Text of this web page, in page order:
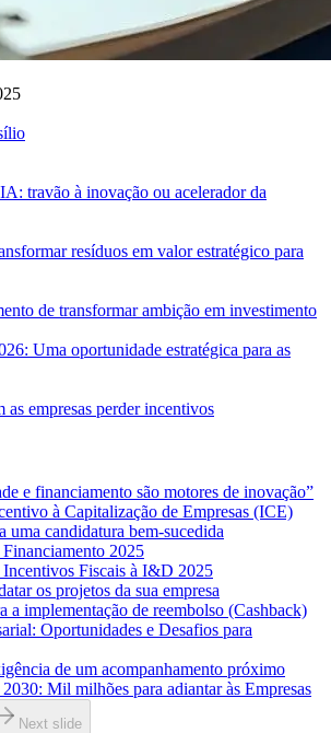
travão à inovação ou acelerador da
resíduos em valor estratégico para
de transformar ambição em investimento
Uma oportunidade estratégica para as
as empresas perder incentivos
e financiamento são motores de inovação”
à Capitalização de Empresas (ICE)
uma candidatura bem-sucedida
2025
Fiscais à I&D 2025
os projetos da sua empresa
a implementação de reembolso (Cashback)
Oportunidades e Desafios para
de um acompanhamento próximo
Mil milhões para adiantar às Empresas
Next slide